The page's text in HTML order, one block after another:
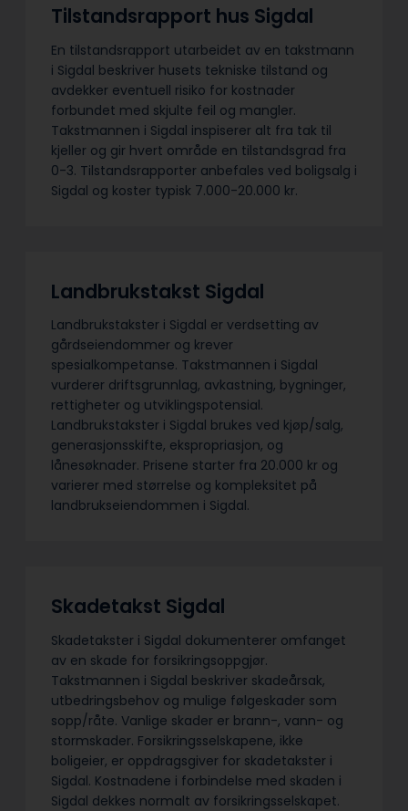
Tilstandsrapport hus Sigdal
En tilstandsrapport utarbeidet av en takstmann
i Sigdal beskriver husets tekniske tilstand og
avdekker eventuell risiko for kostnader
forbundet med skjulte feil og mangler.
Takstmannen i Sigdal inspiserer alt fra tak til
kjeller og gir hvert område en tilstandsgrad fra
0-3. Tilstandsrapporter anbefales ved boligsalg i
Sigdal og koster typisk 7.000-20.000 kr.
Landbrukstakst Sigdal
Landbrukstakster i Sigdal er verdsetting av
gårdseiendommer og krever
spesialkompetanse. Takstmannen i Sigdal
vurderer driftsgrunnlag, avkastning, bygninger,
rettigheter og utviklingspotensial.
Landbrukstakster i Sigdal brukes ved kjøp/salg,
generasjonsskifte, ekspropriasjon, og
lånesøknader. Prisene starter fra 20.000 kr og
varierer med størrelse og kompleksitet på
landbrukseiendommen i Sigdal.
Skadetakst Sigdal
Skadetakster i Sigdal dokumenterer omfanget
av en skade for forsikringsoppgjør.
Takstmannen i Sigdal beskriver skadeårsak,
utbedringsbehov og mulige følgeskader som
sopp/råte. Vanlige skader er brann-, vann- og
stormskader. Forsikringsselskapene, ikke
boligeier, er oppdragsgiver for skadetakster i
Sigdal. Kostnadene i forbindelse med skaden i
Sigdal dekkes normalt av forsikringsselskapet.